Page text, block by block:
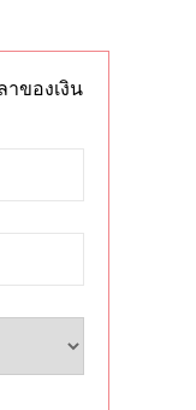
าของเงิน